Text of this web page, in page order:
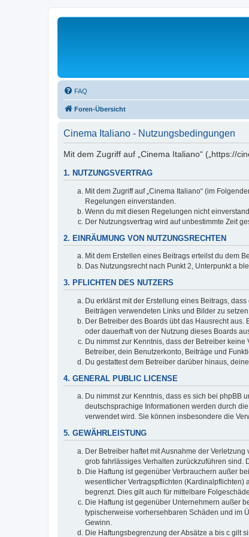
FAQ
Foren-Übersicht
Cinema Italiano - Nutzungsbedingungen
Mit dem Zugriff auf „Cinema Italiano“ („https://
1. NUTZUNGSVERTRAG
Mit dem Zugriff auf „Cinema Italiano“ (im
Regelungen einverstanden.
Wenn du mit diesen Regelungen nicht
Der Nutzungsvertrag wird auf unbestimmte Zeit
2. EINRÄUMUNG VON NUTZUNGSRECHTEN
Mit dem Erstellen eines Beitrags erteilst du dem
Das Nutzungsrecht nach Punkt 2, Unterpunkt a
3. PFLICHTEN DES NUTZERS
Du erklärst mit der Erstellung eines Beitrags,
Beiträgen verwendeten Links und Bilder zu setzen
Der Betreiber des Boards übt das Hausrecht
oder dauerhaft von der Nutzung dieses Boards
Du nimmst zur Kenntnis, dass der Betreiber
Betreiber, dein Benutzerkonto, Beiträge und
Du gestattest dem Betreiber darüber hinaus,
4. GENERAL PUBLIC LICENSE
Du nimmst zur Kenntnis, dass es sich bei phpBB
deutschsprachige Informationen werden durch
verwendet wird. Sie können insbesondere die
5. GEWÄHRLEISTUNG
Der Betreiber haftet mit Ausnahme der
grob fahrlässiges Verhalten zurückzuführen sind.
Die Haftung ist gegenüber Verbrauchern außer
wesentlicher Vertragspflichten (Kardinalpflichten)
begrenzt. Dies gilt auch für mittelbare
Die Haftung ist gegenüber Unternehmern außer
typischerweise vorhersehbaren Schäden und im
Gewinn.
Die Haftungsbegrenzung der Absätze a bis c gilt